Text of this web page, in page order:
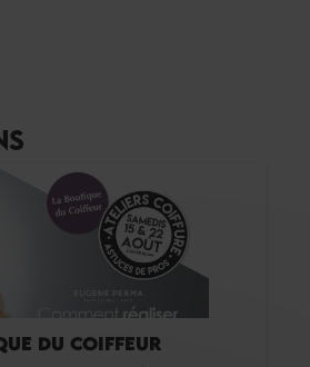
DU COIFFEUR